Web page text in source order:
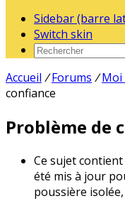
Sidebar (barre
Switch skin
Accueil / Forums / Moi
confiance
Problème de
Ce sujet
été mis à jour
poussière isolée